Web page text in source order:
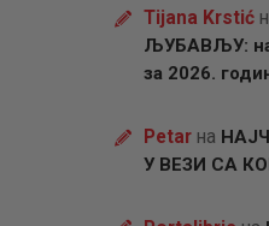
Tijana Krstić
ЉУБАВЉУ:
за 2026.
Petarна
У ВЕЗИ СА